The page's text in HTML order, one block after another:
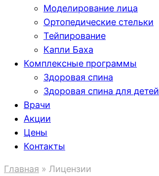
Моделирование лица
Ортопедические стельки
Тейпирование
Капли Баха
Комплексные программы
Здоровая спина
Здоровая спина для детей
Врачи
Акции
Цены
Контакты
Главная » Лицензии